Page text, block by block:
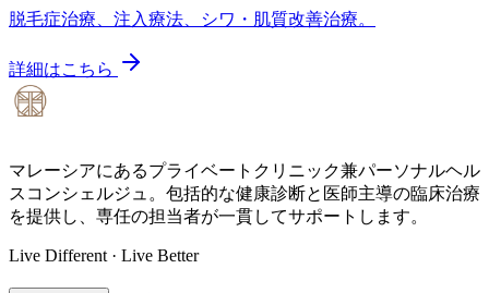
脱毛症治療、注入療法、シワ・肌質改善治療。
詳細はこちら
マレーシアにあるプライベートクリニック兼パーソナルヘル
スコンシェルジュ。包括的な健康診断と医師主導の臨床治療
を提供し、専任の担当者が一貫してサポートします。
Live Different · Live Better